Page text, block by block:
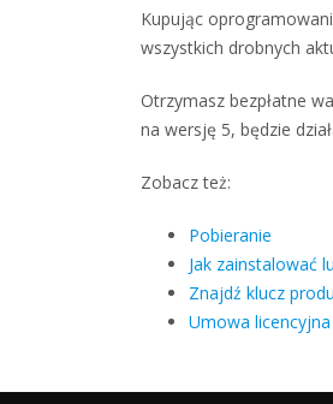
Kupując
wszystkich drobnych
Otrzymasz bezpłatne
na wersję 5, będzie
Zobacz też:
Pobieranie
Jak zainstalować
Znajdź klucz
Umowa licencyjna